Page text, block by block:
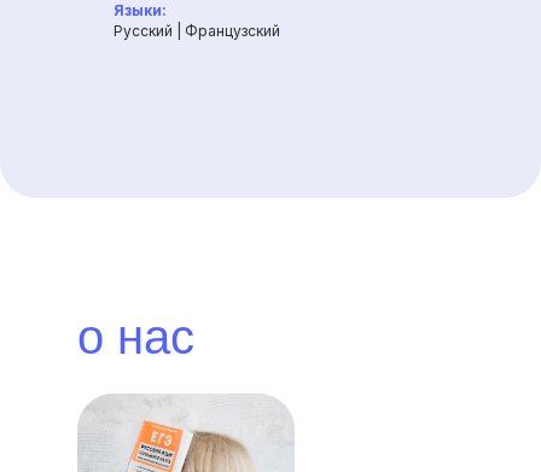
Языки:
Русский | Французский
о нас